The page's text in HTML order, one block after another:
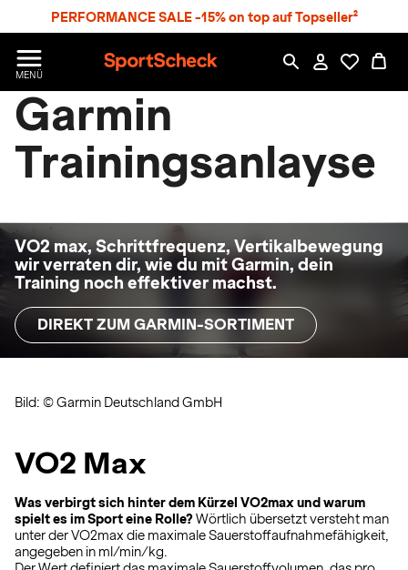
PERFORMANCE SALE -15% on top auf Topseller²
MENÜ
p
o
S
c
k
Garmin
Trainingsanlayse
VO2 max, Schrittfrequenz, Vertikalbewegung
wir verraten dir, wie du mit Garmin, dein
Training noch effektiver machst.
DIREKT ZUM GARMIN-SORTIMENT
Bild: © Garmin Deutschland GmbH
VO2 Max
Was verbirgt sich hinter dem Kürzel VO2max und warum
spielt es im Sport eine Rolle?Wörtlich übersetzt versteht man
unter der VO2max die maximale Sauerstoffaufnahmefähigkeit,
angegeben in ml/min/kg.